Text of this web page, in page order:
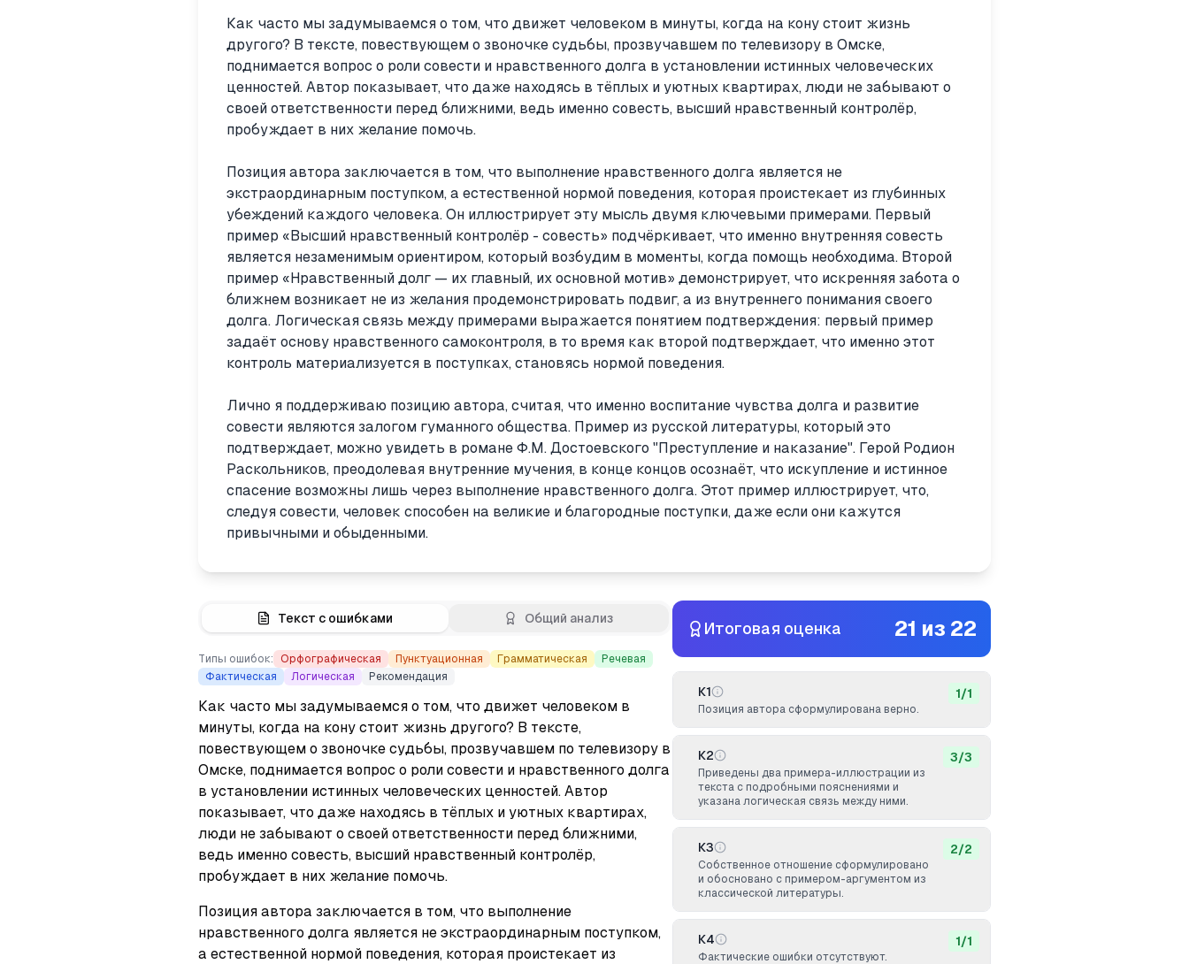
Как часто мы задумываемся о том, что движет человеком в минуты, когда на кону стоит жизнь
другого? В тексте, повествующем о звоночке судьбы, прозвучавшем по телевизору в Омске,
поднимается вопрос о роли совести и нравственного долга в установлении истинных человеческих
ценностей. Автор показывает, что даже находясь в тёплых и уютных квартирах, люди не забывают о
своей ответственности перед ближними, ведь именно совесть, высший нравственный контролёр,
пробуждает в них желание помочь.
Позиция автора заключается в том, что выполнение нравственного долга является не
экстраординарным поступком, а естественной нормой поведения, которая проистекает из глубинных
убеждений каждого человека. Он иллюстрирует эту мысль двумя ключевыми примерами. Первый
пример «Высший нравственный контролёр - совесть» подчёркивает, что именно внутренняя совесть
является незаменимым ориентиром, который возбудим в моменты, когда помощь необходима. Второй
пример «Нравственный долг — их главный, их основной мотив» демонстрирует, что искренняя забота о
ближнем возникает не из желания продемонстрировать подвиг, а из внутреннего понимания своего
долга. Логическая связь между примерами выражается понятием подтверждения: первый пример
задаёт основу нравственного самоконтроля, в то время как второй подтверждает, что именно этот
контроль материализуется в поступках, становясь нормой поведения.
Лично я поддерживаю позицию автора, считая, что именно воспитание чувства долга и развитие
совести являются залогом гуманного общества. Пример из русской литературы, который это
подтверждает, можно увидеть в романе Ф.М. Достоевского "Преступление и наказание". Герой Родион
Раскольников, преодолевая внутренние мучения, в конце концов осознаёт, что искупление и истинное
спасение возможны лишь через выполнение нравственного долга. Этот пример иллюстрирует, что,
следуя совести, человек способен на великие и благородные поступки, даже если они кажутся
привычными и обыденными.
Текст с ошибками Общий анализ
Типы ошибок: Орфографическая Пунктуационная Грамматическая
Речевая
Фактическая
Логическая Рекомендация
Как часто мы задумываемся о том, что движет человеком в
минуты, когда на кону стоит жизнь другого? В тексте,
повествующем о звоночке судьбы, прозвучавшем по телевизору в
Омске, поднимается вопрос о роли совести и нравственного долга
в установлении истинных человеческих ценностей. Автор
показывает, что даже находясь в тёплых и уютных квартирах,
люди не забывают о своей ответственности перед ближними,
ведь именно совесть, высший нравственный контролёр,
пробуждает в них желание помочь.
Позиция автора заключается в том, что выполнение
нравственного долга является не экстраординарным поступком,
а естественной нормой поведения, которая проистекает из
Итоговая оценка 21 из 22
К1
Позиция автора сформулирована верно.
1/1
К2
Приведены два примера-иллюстрации из
текста с подробными пояснениями и
указана логическая связь между ними.
3/3
К3
Собственное отношение сформулировано
и обосновано с примером-аргументом из
классической литературы.
2/2
К4
Фактические ошибки отсутствуют.
1/1